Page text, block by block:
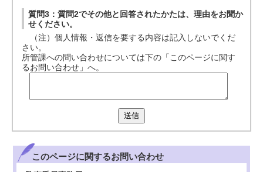
質問3：質問2でその他と回答されたかたは、理由をお聞か
せください。
（注）個人情報・返信を要する内容は記入しないでくだ
さい。
所管課への問い合わせについては下の「このページに関す
るお問い合わせ」へ。
送信
このページに関するお問い合わせ